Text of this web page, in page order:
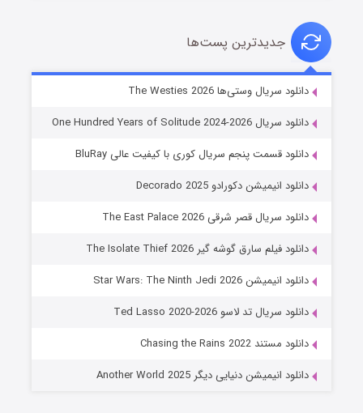
خاندان اژدها فصل ۳
قسمت۱۴ (زیرنویس) منتشر شد
جدیدترین پست‌ها
دانلود سریال وستی‌ها The Westies 2026
دانلود سریال One Hundred Years of Solitude 2024-2026
دانلود قسمت پنجم سریال کوری با کیفیت عالی BluRay
دانلود انیمیشن دکورادو Decorado 2025
دانلود سریال قصر شرقی The East Palace 2026
دانلود فیلم سارق گوشه گیر The Isolate Thief 2026
دانلود انیمیشن Star Wars: The Ninth Jedi 2026
دانلود سریال تد لاسو Ted Lasso 2020-2026
دانلود مستند Chasing the Rains 2022
دانلود انیمیشن دنیایی دیگر Another World 2025